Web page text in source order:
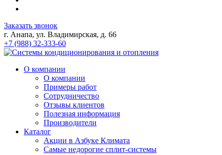
Заказать звонок
г. Анапа, ул. Владимирская, д. 66
+7 (988) 32-333-60
О компании
О компании
Примеры работ
Сотрудничество
Отзывы клиентов
Полезная информация
Производители
Каталог
Акции в Азбуке Климата
Самые недорогие сплит-системы